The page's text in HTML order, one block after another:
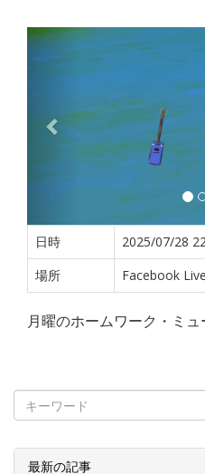
前
へ
日時
2025/07/28
場所
Facebook Live
月曜のホームワーク・ミ
最新の記事